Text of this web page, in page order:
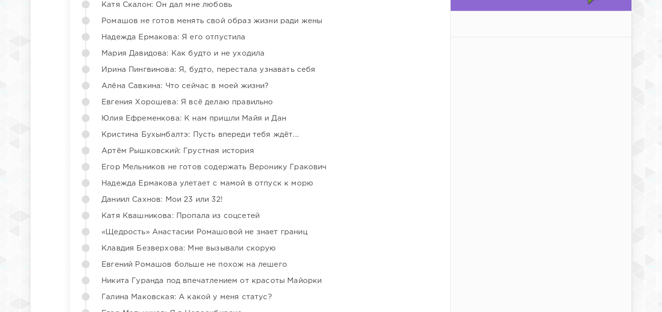
Катя Скалон: Он дал мне любовь
Ромашов не готов менять свой образ жизни ради жены
Надежда Ермакова: Я его отпустила
Мария Давидова: Как будто и не уходила
Ирина Пингвинова: Я, будто, перестала узнавать себя
Алёна Савкина: Что сейчас в моей жизни?
Евгения Хорошева: Я всё делаю правильно
Юлия Ефременкова: К нам пришли Майя и Дан
Кристина Бухынбалтэ: Пусть впереди тебя ждёт...
Артём Рышковский: Грустная история
Егор Мельников не готов содержать Веронику Гракович
Надежда Ермакова улетает с мамой в отпуск к морю
Даниил Сахнов: Мои 23 или 32!
Катя Квашникова: Пропала из соцсетей
«Щедрость» Анастасии Ромашовой не знает границ
Клавдия Безверхова: Мне вызывали скорую
Евгений Ромашов больше не похож на лешего
Никита Гуранда под впечатлением от красоты Майорки
Галина Маковская: А какой у меня статус?